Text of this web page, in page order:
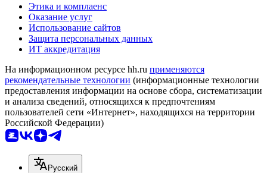
Этика и комплаенс
Оказание услуг
Использование сайтов
Защита персональных данных
ИТ аккредитация
На информационном ресурсе hh.ru применяются
рекомендательные технологии (информационные технологии
предоставления информации на основе сбора, систематизации
и анализа сведений, относящихся к предпочтениям
пользователей сети «Интернет», находящихся на территории
Российской Федерации)
Русский